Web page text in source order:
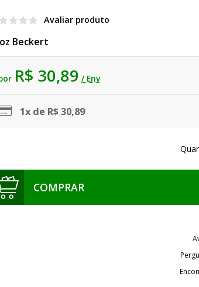
Avaliar produto
Beckert
R$ 30,89 / Env
1x de R$ 30,89
COMPRAR